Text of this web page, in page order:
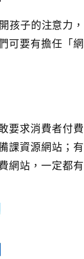
孩子的注意力，
可要有擔任「網
要求消費者付費
課資源網站；有
網站，一定都有